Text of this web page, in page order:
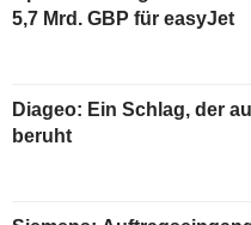
5,7 Mrd. GBP für easyJet
Diageo: Ein Schlag, der
beruht